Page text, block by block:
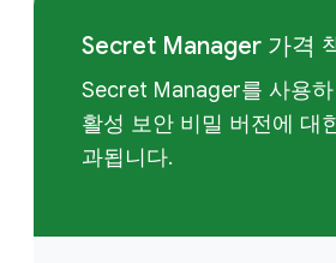
Secret Manager 가격
Secret Manager를 사용
활성 보안 비밀 버전에 대
과됩니다.